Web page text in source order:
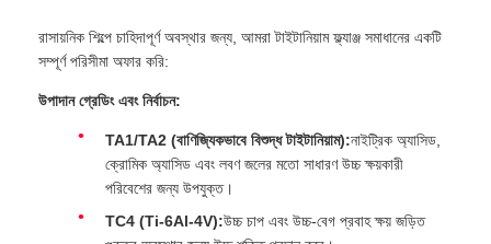
রাসায়নিক শিল্পে চাহিদাপূর্ণ অবস্থার জন্য, আমরা টাইটানিয়াম ফ্ল্যাঞ্জ সমাধানের একটি
সম্পূর্ণ পরিসীমা অফার করি:
উপাদান গ্রেডিং এবং নির্বাচন:
TA1/TA2 (বাণিজ্যিকভাবে বিশুদ্ধ টাইটানিয়াম):নাইট্রিক অ্যাসিড,
ক্রোমিক অ্যাসিড এবং লবণ জলের মতো সাধারণ উচ্চ ক্ষয়কারী
পরিবেশের জন্য উপযুক্ত।
TC4 (Ti‑6Al‑4V):উচ্চ চাপ এবং উচ্চ-বেগ প্রবাহ ক্ষয় জড়িত